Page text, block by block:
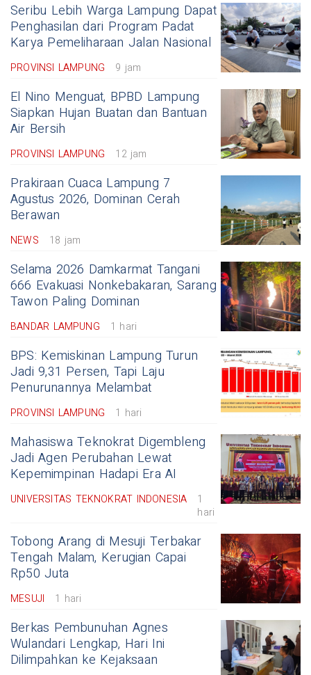
Seribu Lebih Warga Lampung Dapat
Penghasilan dari Program Padat
Karya Pemeliharaan Jalan Nasional
PROVINSI LAMPUNG 9 jam
El Nino Menguat, BPBD Lampung
Siapkan Hujan Buatan dan Bantuan
Air Bersih
PROVINSI LAMPUNG 12 jam
Prakiraan Cuaca Lampung 7
Agustus 2026, Dominan Cerah
Berawan
NEWS 18 jam
Selama 2026 Damkarmat Tangani
666 Evakuasi Nonkebakaran, Sarang
Tawon Paling Dominan
BANDAR LAMPUNG 1 hari
BPS: Kemiskinan Lampung Turun
Jadi 9,31 Persen, Tapi Laju
Penurunannya Melambat
PROVINSI LAMPUNG 1 hari
Mahasiswa Teknokrat Digembleng
Jadi Agen Perubahan Lewat
Kepemimpinan Hadapi Era AI
UNIVERSITAS TEKNOKRAT INDONESIA
1
hari
Tobong Arang di Mesuji Terbakar
Tengah Malam, Kerugian Capai
Rp50 Juta
MESUJI 1 hari
Berkas Pembunuhan Agnes
Wulandari Lengkap, Hari Ini
Dilimpahkan ke Kejaksaan